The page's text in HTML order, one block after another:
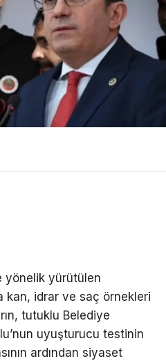
yönelik yürütülen
kan, idrar ve saç örnekleri
tutuklu Belediye
uyuşturucu testinin
ardından siyaset